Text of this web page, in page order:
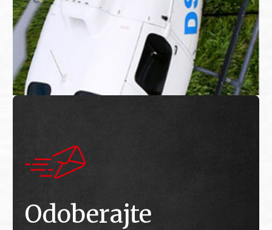
Odoberajte